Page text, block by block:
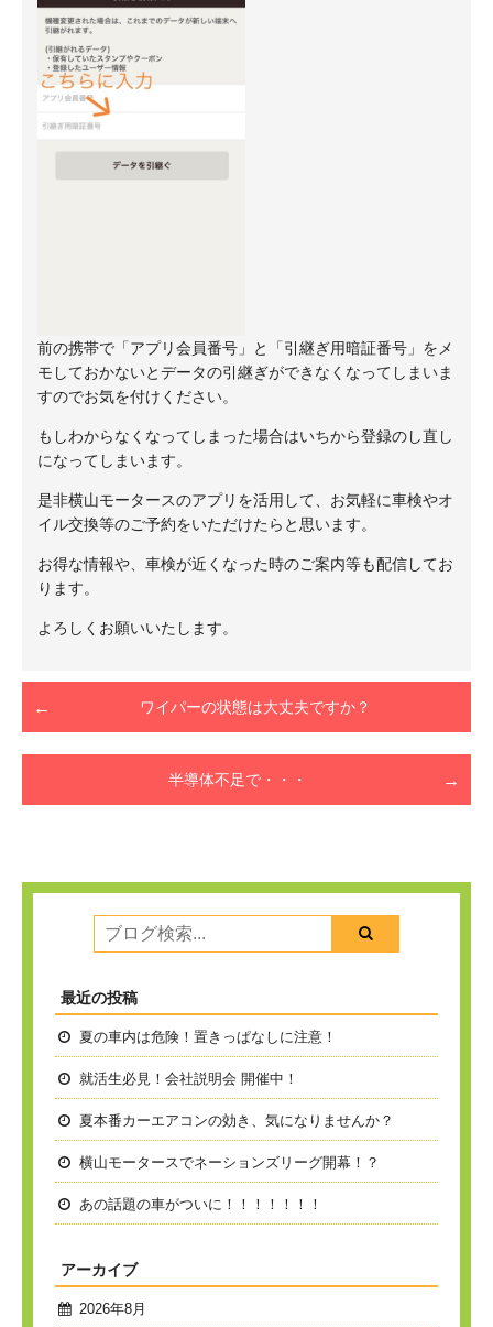
前の携帯で「アプリ会員番号」と「引継ぎ用暗証番号」をメ
モしておかないとデータの引継ぎができなくなってしまいま
すのでお気を付けください。
もしわからなくなってしまった場合はいちから登録のし直し
になってしまいます。
是非横山モータースのアプリを活用して、お気軽に車検やオ
イル交換等のご予約をいただけたらと思います。
お得な情報や、車検が近くなった時のご案内等も配信してお
ります。
よろしくお願いいたします。
ワイパーの状態は大丈夫ですか？
半導体不足で・・・
最近の投稿
夏の車内は危険！置きっぱなしに注意！
就活生必見！会社説明会 開催中！
夏本番カーエアコンの効き、気になりませんか？
横山モータースでネーションズリーグ開幕！？
あの話題の車がついに！！！！！！！
アーカイブ
2026年8月